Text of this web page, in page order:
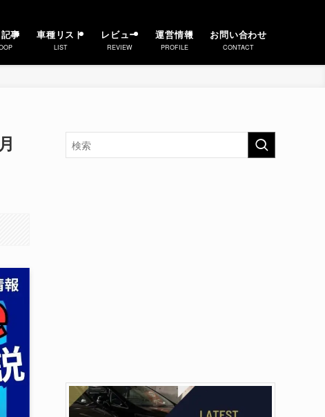
事 車種リスト
LIST
レビュー
REVIEW
運営情報
PROFILE
お問い合わせ
CONTACT